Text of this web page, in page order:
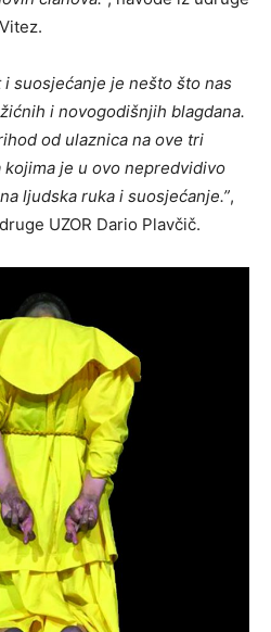
suosjećanje je nešto što nas
i novogodišnjih blagdana.
od ulaznica na ove tri
je u ovo nepredvidivo
ljudska ruka i suosjećanje.”,
UZOR Dario Plavčič.